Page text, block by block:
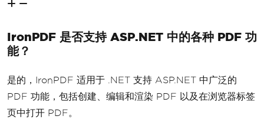
IronPDF 是否支持 ASP.NET 中的各种 PDF 功
能？
是的，IronPDF 适用于 .NET 支持 ASP.NET 中广泛的
PDF 功能，包括创建、编辑和渲染 PDF 以及在浏览器标签
页中打开 PDF。